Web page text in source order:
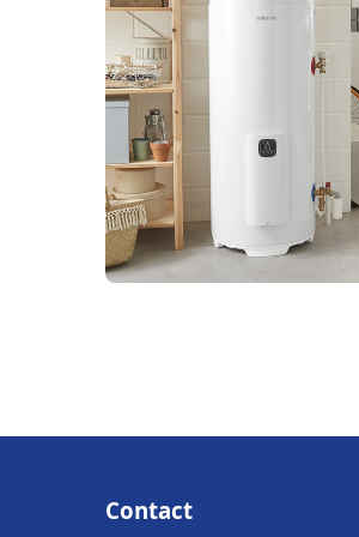
Contact